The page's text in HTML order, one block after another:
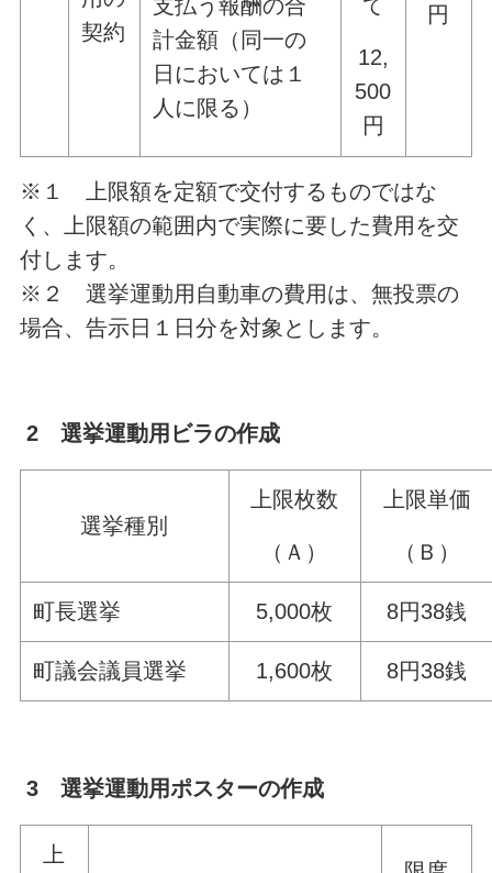
契約
支払う報酬の合
計金額（同一の
日においては１
人に限る）
て
12,
500
円
円
※１ 上限額を定額で交付するものではな
く、上限額の範囲内で実際に要した費用を交
付します。
※２ 選挙運動用自動車の費用は、無投票の
場合、告示日１日分を対象とします。
2 選挙運動用ビラの作成
選挙種別
上限枚数
（Ａ）
上限単価
（Ｂ）
町長選挙 5,000枚 8円38銭
町議会議員選挙 1,600枚 8円38銭
3 選挙運動用ポスターの作成
上